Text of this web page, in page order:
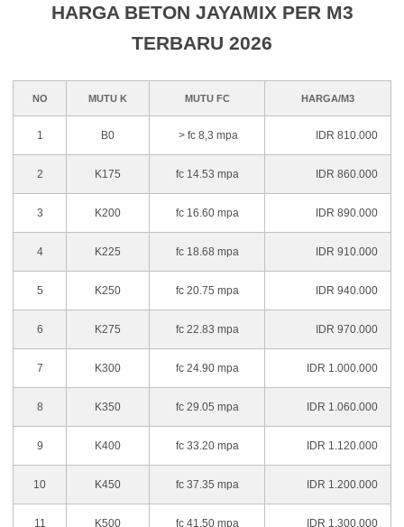
HARGA BETON JAYAMIX PER M3
TERBARU 2026
NO MUTU K MUTU FC HARGA/M3
1 B0 > fc 8,3 mpa IDR 810.000
2 K175 fc 14.53 mpa IDR 860.000
3 K200 fc 16.60 mpa IDR 890.000
4 K225 fc 18.68 mpa IDR 910.000
5 K250 fc 20.75 mpa IDR 940.000
6 K275 fc 22.83 mpa IDR 970.000
7 K300 fc 24.90 mpa IDR 1.000.000
8 K350 fc 29.05 mpa IDR 1.060.000
9 K400 fc 33.20 mpa IDR 1.120.000
10 K450 fc 37.35 mpa IDR 1.200.000
11 K500 fc 41.50 mpa IDR 1.300.000